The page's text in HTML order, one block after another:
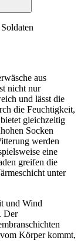
aus
nicht nur
und lässt die
die Feuchtigkeit,
gleichzeitig
Socken
werden
eine
greifen die
unter
und Wind
Der
Körper kommt,